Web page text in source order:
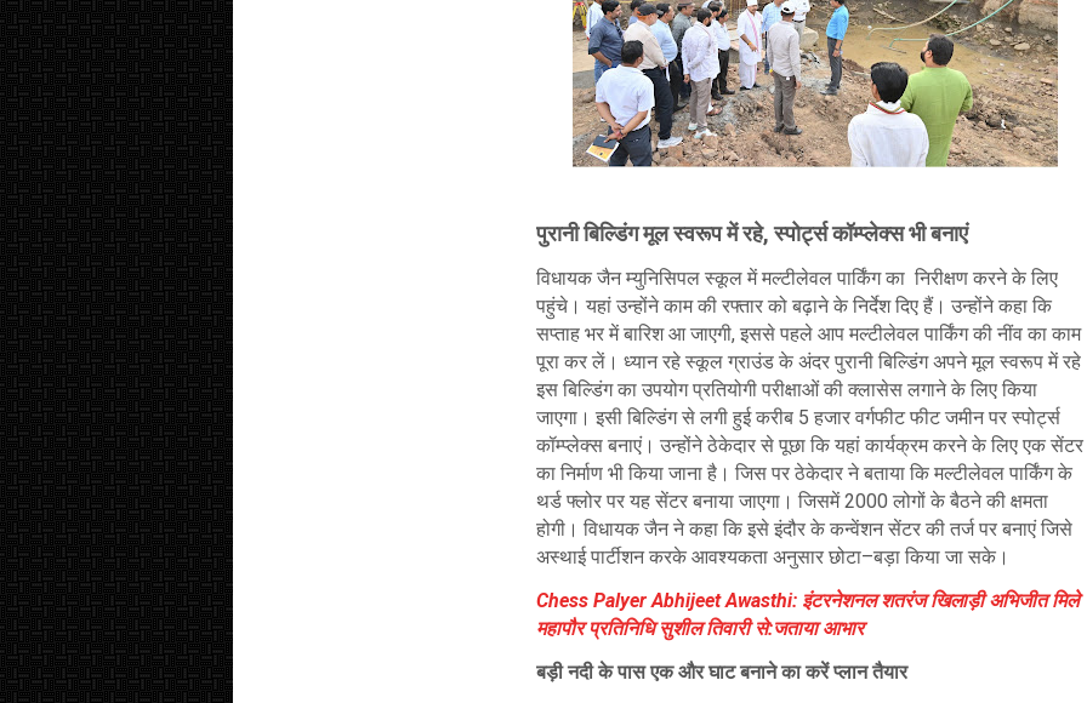
पुरानी बिल्डिंग मूल स्वरूप में रहे, स्पोर्ट्स कॉम्प्लेक्स भी बनाएं
विधायक जैन म्युनिसिपल स्कूल में मल्टीलेवल पार्किंग का निरीक्षण करने के लिए
पहुंचे। यहां उन्होंने काम की रफ्तार को बढ़ाने के निर्देश दिए हैं। उन्होंने कहा कि
सप्ताह भर में बारिश आ जाएगी, इससे पहले आप मल्टीलेवल पार्किंग की नींव का काम
पूरा कर लें। ध्यान रहे स्कूल ग्राउंड के अंदर पुरानी बिल्डिंग अपने मूल स्वरूप में
इस बिल्डिंग का उपयोग प्रतियोगी परीक्षाओं की क्लासेस लगाने के लिए किया
जाएगा। इसी बिल्डिंग से लगी हुई करीब 5 हजार वर्गफीट फीट जमीन पर स्पोर्ट्स
कॉम्प्लेक्स बनाएं। उन्होंने ठेकेदार से पूछा कि यहां कार्यक्रम करने के लिए एक सेंटर
का निर्माण भी किया जाना है। जिस पर ठेकेदार ने बताया कि मल्टीलेवल पार्किंग के
थर्ड फ्लोर पर यह सेंटर बनाया जाएगा। जिसमें 2000 लोगों के बैठने की क्षमता
होगी। विधायक जैन ने कहा कि इसे इंदौर के कन्वेंशन सेंटर की तर्ज पर बनाएं जिसे
अस्थाई पार्टीशन करके आवश्यकता अनुसार छोटा–बड़ा किया जा सके।
Chess Palyer Abhijeet Awasthi: इंटरनेशनल शतरंज खिलाड़ी अभिजीत मिले
महापौर प्रतिनिधि सुशील तिवारी से:जताया आभार
बड़ी नदी के पास एक और घाट बनाने का करें प्लान तैयार